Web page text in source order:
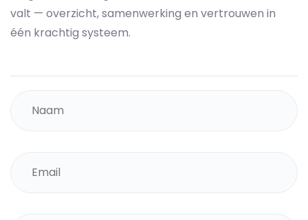
valt — overzicht, samenwerking en vertrouwen in
één krachtig systeem.